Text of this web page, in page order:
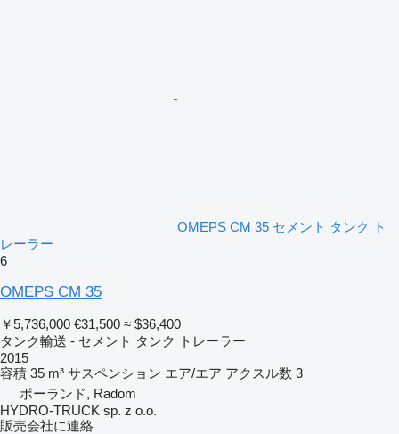
OMEPS CM 35 セメント タンク ト
レーラー
6
OMEPS CM 35
￥5,736,000 €31,500 ≈ $36,400
タンク輸送 - セメント タンク トレーラー
2015
容積 35 m³ サスペンション エア/エア アクスル数 3
ポーランド, Radom
HYDRO-TRUCK sp. z o.o.
販売会社に連絡